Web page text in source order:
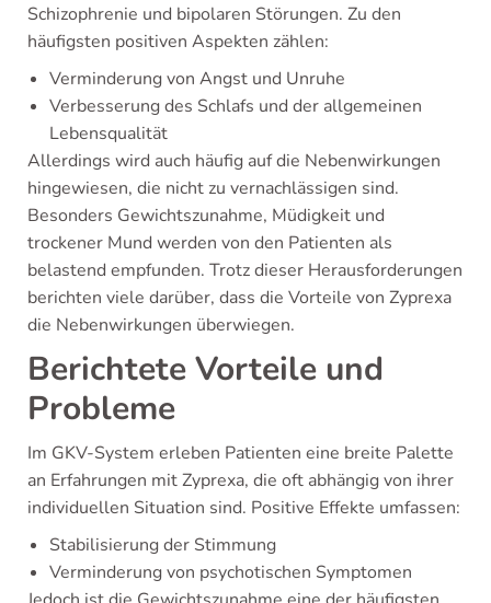
Schizophrenie und bipolaren Störungen. Zu den
häufigsten positiven Aspekten zählen:
Verminderung von Angst und Unruhe
Verbesserung des Schlafs und der allgemeinen
Lebensqualität
Allerdings wird auch häufig auf die Nebenwirkungen
hingewiesen, die nicht zu vernachlässigen sind.
Besonders Gewichtszunahme, Müdigkeit und
trockener Mund werden von den Patienten als
belastend empfunden. Trotz dieser Herausforderungen
berichten viele darüber, dass die Vorteile von Zyprexa
die Nebenwirkungen überwiegen.
Berichtete Vorteile und
Probleme
Im GKV-System erleben Patienten eine breite Palette
an Erfahrungen mit Zyprexa, die oft abhängig von ihrer
individuellen Situation sind. Positive Effekte umfassen:
Stabilisierung der Stimmung
Verminderung von psychotischen Symptomen